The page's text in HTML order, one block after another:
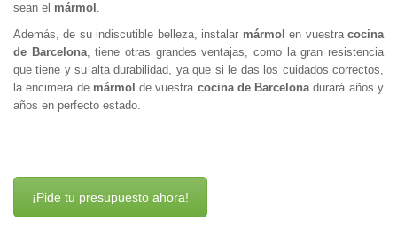
sean el mármol .
Además, de su indiscutible belleza, instalar mármolen vuestracocina
de Barcelona, tiene otras grandes ventajas, como la gran resistencia
que tiene y su alta durabilidad, ya que si le das los cuidados correctos,
la encimera de mármolde vuestra cocina de Barcelonadurará años y
años en perfecto estado.
¡Pide tu presupuesto ahora!